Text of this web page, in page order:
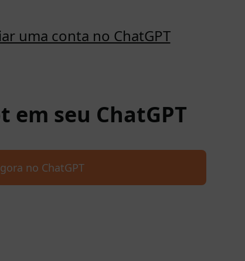
uma conta no ChatGPT
em seu ChatGPT
no ChatGPT